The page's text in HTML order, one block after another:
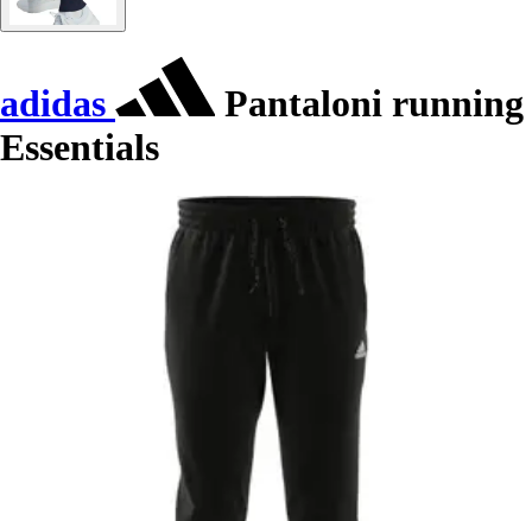
adidas
Pantaloni running
Essentials